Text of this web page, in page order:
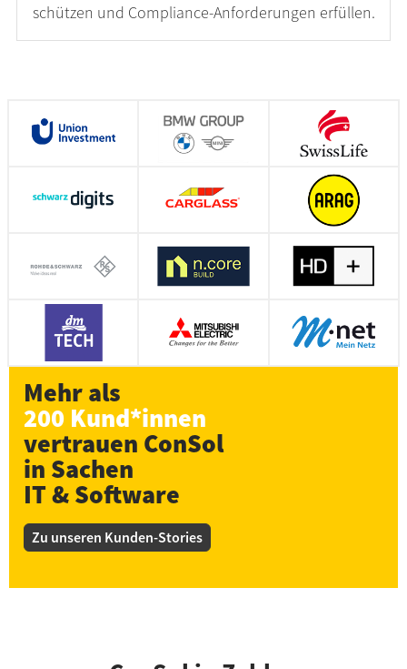
schützen und Compliance-Anforderungen erfüllen.
Mehr als
200 Kund*innen
vertrauen ConSol
in Sachen
IT & Software
Zu unseren Kunden-Stories